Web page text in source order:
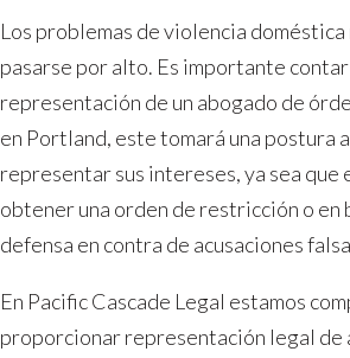
Los problemas de violencia doméstica
pasarse por alto. Es importante contar
representación de un abogado de
en Portland, este tomará una postura
representar sus intereses, ya sea que
obtener una orden de restricción o en
defensa en contra de acusaciones
En Pacific Cascade Legal estamos
proporcionar representación legal de